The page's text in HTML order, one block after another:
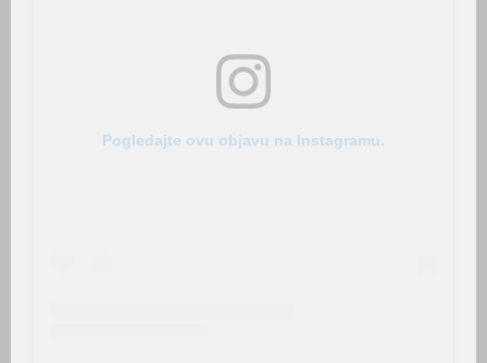
Pogledajte ovu objavu na Instagramu.